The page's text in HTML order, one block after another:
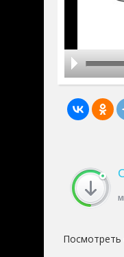
Посмотреть